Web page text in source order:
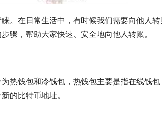
。在日常生活中，有时候我们需要向他人
骤，帮助大家快速、安全地向他人转账。
热钱包和冷钱包，热钱包主要是指在线钱
的比特币地址。